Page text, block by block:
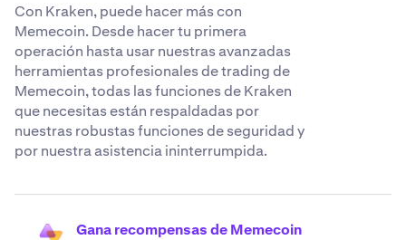
Con Kraken, puede hacer más con
Memecoin. Desde hacer tu primera
operación hasta usar nuestras avanzadas
herramientas profesionales de trading de
Memecoin, todas las funciones de Kraken
que necesitas están respaldadas por
nuestras robustas funciones de seguridad y
por nuestra asistencia ininterrumpida.
Gana recompensas de Memecoin